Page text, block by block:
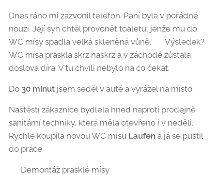
Dnes ráno mi zazvonil telefon. Paní byla v pořádné
nouzi. Její syn chtěl provonět toaletu, jenže mu do
WC mísy spadla velká skleněná vůně. 💥 Výsledek?
WC mísa praskla skrz naskrz a v záchodě zůstala
doslova díra. V tu chvíli nebylo na co čekat.
Do 30 minut jsem seděl v autě a vyrážel na místo. 🚐
Naštěstí zákaznice bydlela hned naproti prodejně
sanitární techniky, která měla otevřeno i v neděli.
Rychle koupila novou WC mísu Laufen a já se pustil
do práce.
✅ Demontáž prasklé mísy